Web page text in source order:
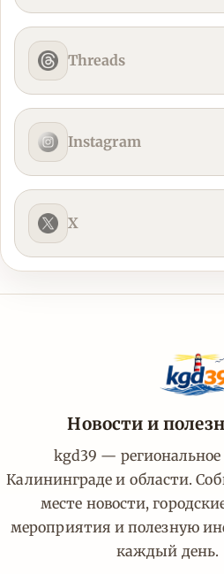
Threads
Instagram
X
Новости и
kgd39 —
Калининграде и области.
месте новости,
мероприятия и полезную
каждый день.